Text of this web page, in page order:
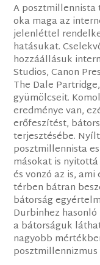
A posztmillennista
oka maga az
jelenléttel
hatásukat.
hozzáállásuk
Studios, Canon
The Dale
gyümölcseit.
eredménye van,
erőfeszítést,
terjesztésébe.
posztmillennista
másokat is
és vonzó az is,
térben bátran
bátorság
Durbinhez
a bátorságuk
nagyobb